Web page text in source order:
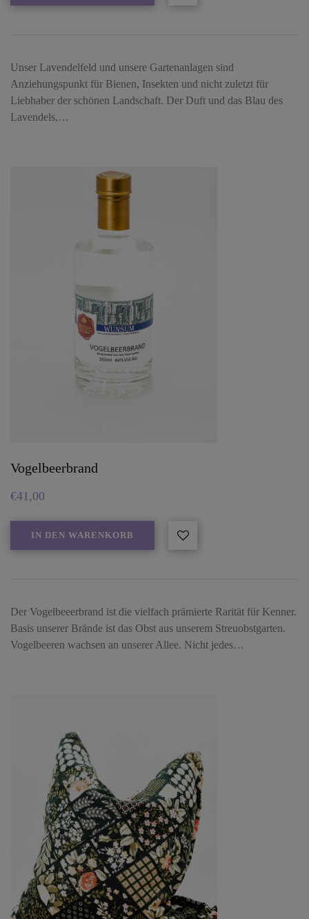
Unser Lavendelfeld und unsere Gartenanlagen sind
Anziehungspunkt für Bienen, Insekten und nicht zuletzt für
Liebhaber der schönen Landschaft. Der Duft und das Blau des
Lavendels,…
Vogelbeerbrand
€41,00
IN DEN WARENKORB
Der Vogelbeeerbrand ist die vielfach prämierte Rarität für Kenner.
Basis unserer Brände ist das Obst aus unserem Streuobstgarten.
Vogelbeeren wachsen an unserer Allee. Nicht jedes…